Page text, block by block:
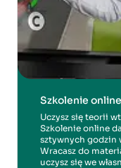
Szkolenie
Uczysz się teorii
Szkolenie online
sztywnych godzin
Wracasz do
uczysz się we